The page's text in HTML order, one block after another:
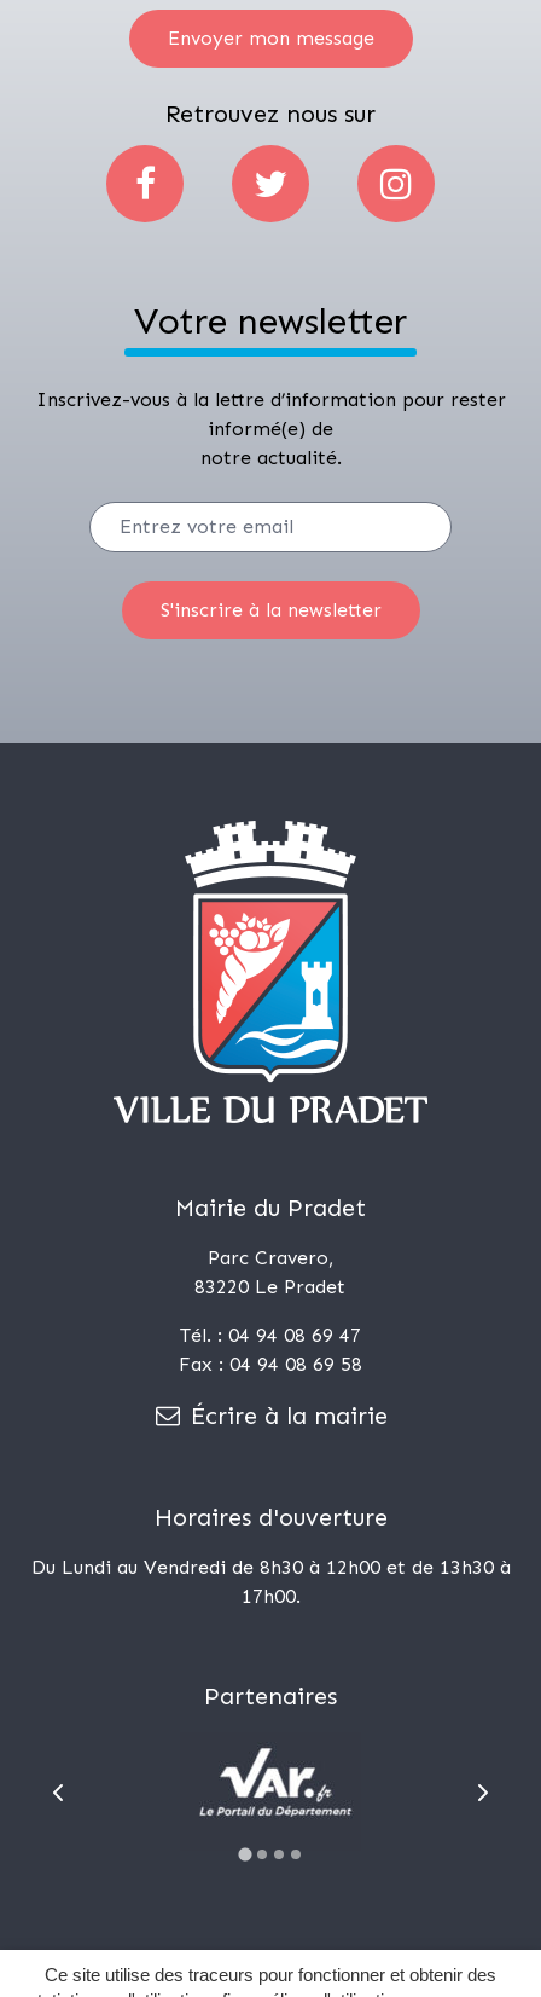
Envoyer mon message
Retrouvez nous sur
Votre newsletter
Inscrivez-vous à la lettre d’information pour rester
informé(e) de
notre actualité.
Mairie du Pradet
Parc Cravero,
83220 Le Pradet
Tél. : 04 94 08 69 47
Fax : 04 94 08 69 58
Écrire à la mairie
Horaires d'ouverture
Du Lundi au Vendredi de 8h30 à 12h00 et de 13h30 à
17h00.
Partenaires
Plan du site
Ce site utilise des traceurs pour fonctionner et obtenir des